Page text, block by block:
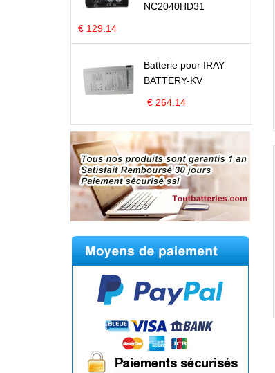
NC2040HD31
€ 129.14
Batterie pour IRAY
BATTERY-KV
€ 264.14